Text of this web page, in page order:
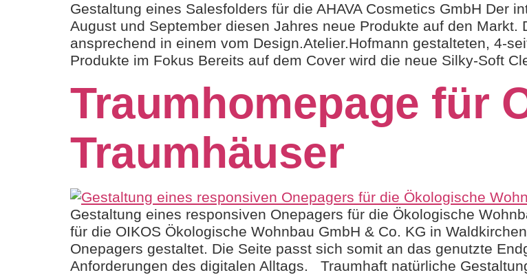
Gestaltung eines Salesfolders für die AHAVA Cosmetics GmbH Der
August und September diesen Jahres neue Produkte auf den
ansprechend in einem vom Design.Atelier.Hofmann gestalteten, 4-
Produkte im Fokus Bereits auf dem Cover wird die neue Silky-Soft
Traumhomepage für
Traumhäuser
Gestaltung eines responsiven Onepagers für die Ökologische
für die OIKOS Ökologische Wohnbau GmbH & Co. KG in
Onepagers gestaltet. Die Seite passt sich somit an das genutzte
Anforderungen des digitalen Alltags. Traumhaft natürliche